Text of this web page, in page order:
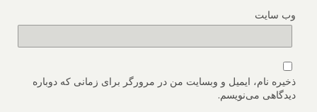
وب‌ سایت
ذخیره نام، ایمیل و وبسایت من در مرورگر برای زمانی که دوباره
دیدگاهی می‌نویسم.